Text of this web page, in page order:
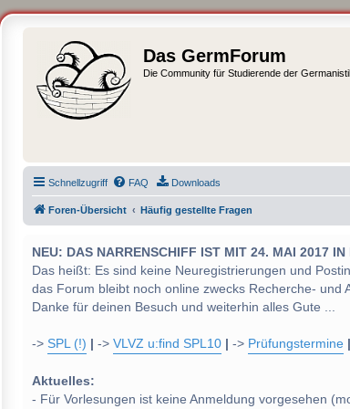
Das GermForum
Die Community für Studierende der
Schnellzugriff FAQ Downloads
Foren-Übersicht Häufig gestellte Fragen
NEU: DAS NARRENSCHIFF IST MIT 24. MAI 2017
Das heißt: Es sind keine Neuregistrierungen und
das Forum bleibt noch online zwecks Recherche- und
Danke für deinen Besuch und weiterhin alles Gute ...
-> SPL (!) -> VLVZ u:find SPL10 -> Prüfungstermine
Aktuelles:
- Für Vorlesungen ist keine Anmeldung vorgesehen